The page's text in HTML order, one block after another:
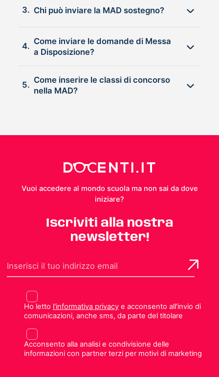
3. Chi può inviare la MAD sostegno?
4.
Come inviare le domande di Messa
a Disposizione?
5.
Come inserire le classi di concorso
nella MAD?
Vuoi accedere al mondo scuola ma non sai da dove
iniziare?
Iscriviti alla nostra
newsletter!
Ho letto l'informativa privacye acconsento all'invio di
comunicazioni, anche sms, da parte del titolare
Acconsento alla analisi e condivisione delle
informazioni con partner terzi per motivi di marketing